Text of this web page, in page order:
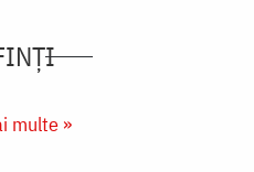
multe »